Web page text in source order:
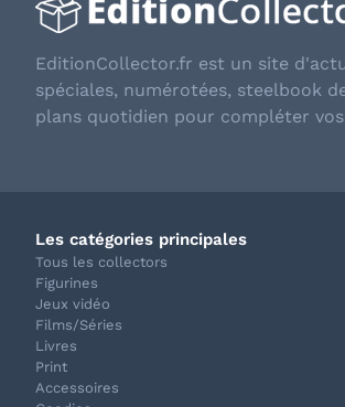
EditionCollector.fr est un site
spéciales, numérotées, steelbook
plans quotidien pour compléter
Les catégories principales
Tous les collectors
Figurines
Jeux vidéo
Films/Séries
Livres
Print
Accessoires